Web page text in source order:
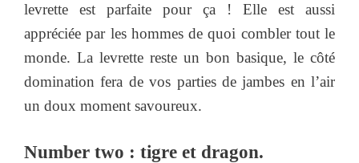
levrette est parfaite pour ça ! Elle est aussi
appréciée par les hommes de quoi combler tout le
monde. La levrette reste un bon basique, le côté
domination fera de vos parties de jambes en l’air
un doux moment savoureux.
Number two : tigre et dragon.